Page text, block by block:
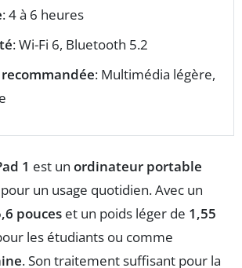
: 4 à 6 heures
: Wi-Fi 6, Bluetooth 5.2
: Multimédia légère,
1 est un ordinateur portable
un usage quotidien. Avec un
pouces et un poids léger de 1,55
les étudiants ou comme
. Son traitement suffisant pour la